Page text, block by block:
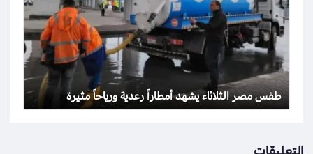
طقس مصر الثلاثاء يشهد أمطاراً رعدية ورياحاً مثيرة